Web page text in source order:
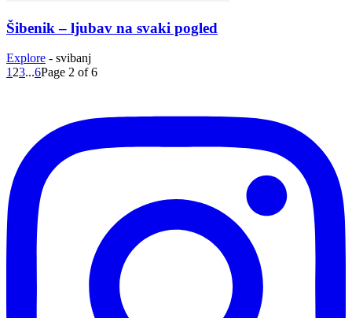
Šibenik – ljubav na svaki pogled
Explore - svibanj
1 23...6Page 2 of 6